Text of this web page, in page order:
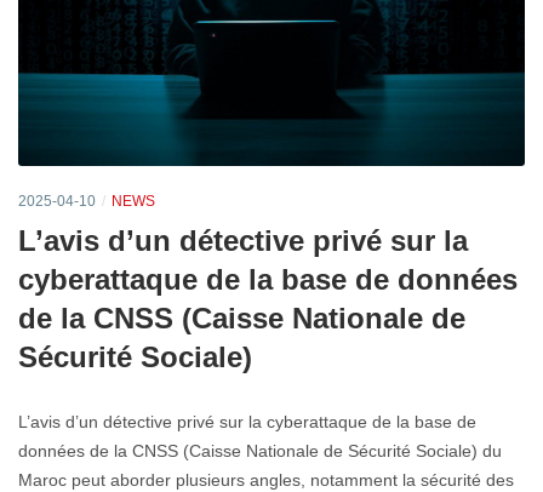
2025-04-10 NEWS
L’avis d’un détective privé sur la
cyberattaque de la base de données
de la CNSS (Caisse Nationale de
Sécurité Sociale)
L’avis d’un détective privé sur la cyberattaque de la base de
données de la CNSS (Caisse Nationale de Sécurité Sociale) du
Maroc peut aborder plusieurs angles, notamment la sécurité des